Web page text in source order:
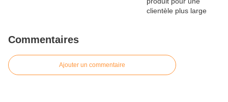
Commentaires
Ajouter un commentaire